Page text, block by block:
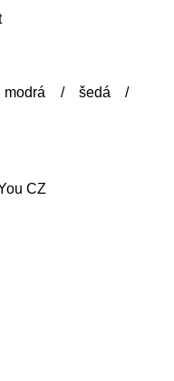
modrá / šedá /
CZ